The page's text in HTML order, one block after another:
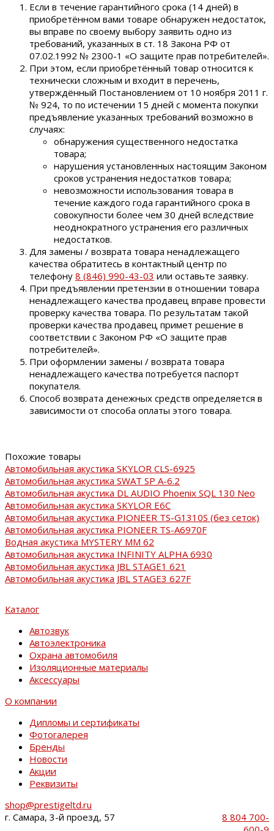
Если в течение гарантийного срока (14 дней) в
приобретённом вами товаре обнаружен недостаток,
вы вправе по своему выбору заявить одно из
требований, указанных в ст. 18 Закона РФ от
07.02.1992 № 2300-1 «О защите прав потребителей».
При этом, если приобретённый товар относится к
технически сложным и входит в перечень,
утверждённый Постановлением от 10 ноября 2011 г.
№ 924, то по истечении 15 дней с момента покупки
предъявление указанных требований возможно в
случаях:
обнаружения существенного недостатка
товара;
нарушения установленных настоящим Законом
сроков устранения недостатков товара;
невозможности использования товара в
течение каждого года гарантийного срока в
совокупности более чем 30 дней вследствие
неоднократного устранения его различных
недостатков.
Для замены / возврата товара ненадлежащего
качества обратитесь в контактный центр по
телефону 8 (846) 990-43-03 или оставьте заявку.
При предъявлении претензии в отношении товара
ненадлежащего качества продавец вправе провести
проверку качества товара. По результатам такой
проверки качества продавец примет решение в
соответствии с Законом РФ «О защите прав
потребителей».
При оформлении замены / возврата товара
ненадлежащего качества потребуется паспорт
покупателя.
Способ возврата денежных средств определяется в
зависимости от способа оплаты этого товара.
Похожие товары
Автомобильная акустика SKYLOR CLS-6925
Автомобильная акустика SWAT SP A-6.2
Автомобильная акустика DL AUDIO Phoenix SQL 130 Neo
Автомобильная акустика SKYLOR E6C
Автомобильная акустика PIONEER TS-G1310S (без сеток)
Автомобильная акустика PIONEER TS-A6970F
Водная акустика MYSTERY MM 62
Автомобильная акустика INFINITY ALPHA 6930
Автомобильная акустика JBL STAGE1 621
Автомобильная акустика JBL STAGE3 627F
Каталог
Автозвук
Автоэлектроника
Охрана автомобиля
Изоляционные материалы
Аксессуары
О компании
Дипломы и сертификаты
Фотогалерея
Бренды
Новости
Акции
Реквизиты
shop@prestigeltd.ru
г. Самара, 3-й проезд, 57
8 804 700-